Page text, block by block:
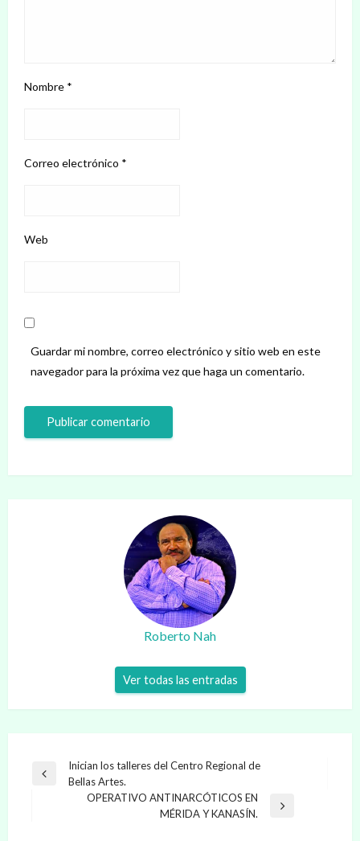
Nombre *
Correo electrónico *
Web
Guardar mi nombre, correo electrónico y sitio web en este
navegador para la próxima vez que haga un comentario.
Roberto Nah
Ver todas las entradas
Navegación
Entrada
Inician los talleres del Centro Regional de
Bellas Artes.
OPERATIVO ANTINARCÓTICOS EN
MÉRIDA Y KANASÍN.